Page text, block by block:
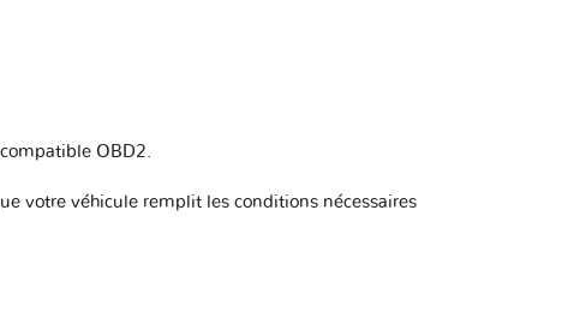
OBD2
votre véhicule remplit les conditions nécessaires